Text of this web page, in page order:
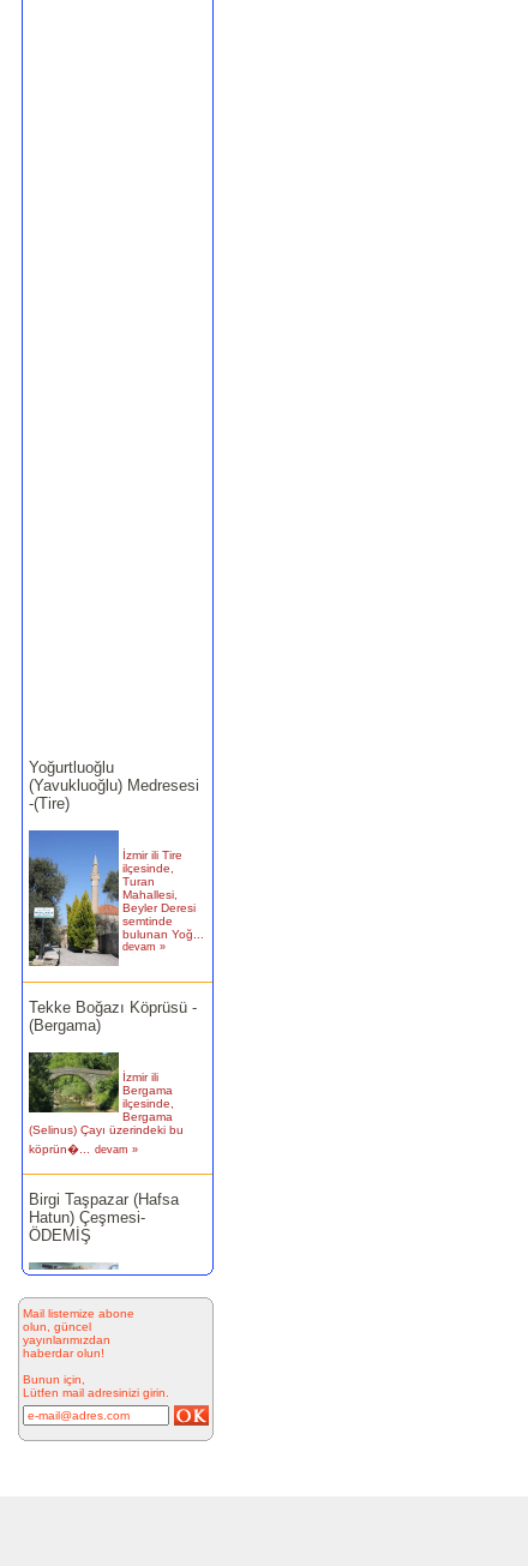
(Yavukluoğlu) Medresesi
-(Tire)
ilçesinde,
Turan
Mahallesi,
Beyler Deresi
semtinde
bulunan Yoğ...
devam »
Tekke Boğazı Köprüsü -
(Bergama)
Bergama
ilçesinde,
Bergama
(Selinus) Çayı üzerindeki bu
köprün�... devam »
Birgi Taşpazar (Hafsa
Hatun) Çeşmesi-
ÖDEMİŞ
Mahallesi
Taşpazar semti 253 ada 4
parselde... devam »
Kitabesiz Çeşmeler 4-
ÇEŞME
Mail listemize abone
olun, güncel
yayınlarımızdan
haberdar olun!
Bunun için,
Lütfen mail adresinizi girin.